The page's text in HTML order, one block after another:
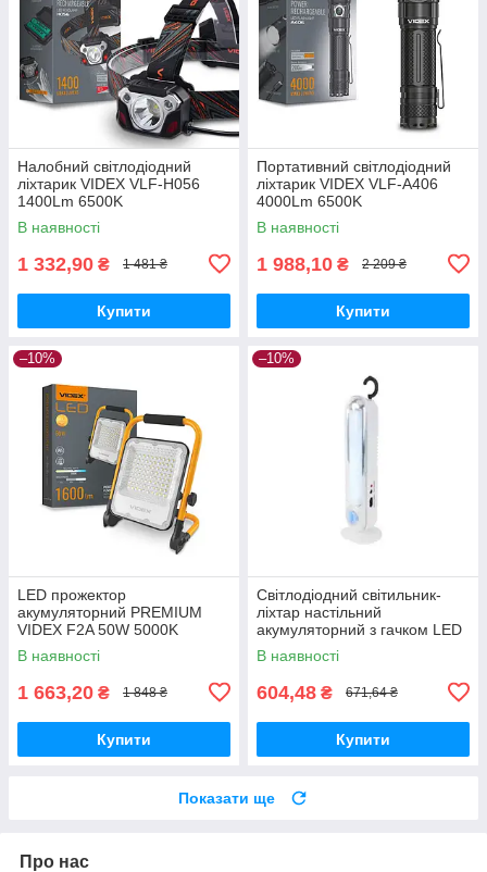
Налобний світлодіодний
ліхтарик VIDEX VLF-H056
1400Lm 6500K
В наявності
1 332,90 ₴ 1 481 ₴
Купити
Портативний світлодіодний
ліхтарик VIDEX VLF-A406
4000Lm 6500K
В наявності
1 988,10 ₴ 2 209 ₴
Купити
–10%
LED прожектор
акумуляторний PREMIUM
VIDEX F2A 50W 5000K
В наявності
1 663,20 ₴ 1 848 ₴
Купити
–10%
Світлодіодний світильник-
ліхтар настільний
акумуляторний з гачком LED
HOROZ ELECTRIC MESSI-15
084-030-0015
В наявності
604,48 ₴ 671,64 ₴
Купити
Показати ще
Про нас